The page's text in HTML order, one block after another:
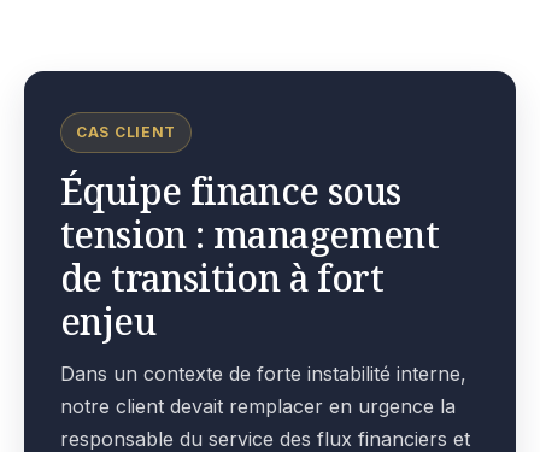
CAS CLIENT
Équipe finance sous
tension : management
de transition à fort
enjeu
Dans un contexte de forte instabilité interne,
notre client devait remplacer en urgence la
responsable du service des flux financiers et